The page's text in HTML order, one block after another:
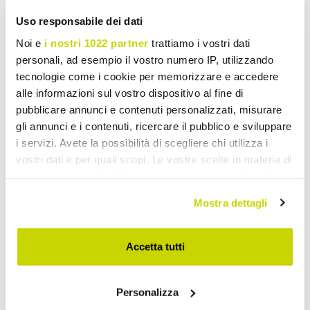
Uso responsabile dei dati
Noi e i nostri 1022 partner trattiamo i vostri dati
personali, ad esempio il vostro numero IP, utilizzando
tecnologie come i cookie per memorizzare e accedere
alle informazioni sul vostro dispositivo al fine di
pubblicare annunci e contenuti personalizzati, misurare
gli annunci e i contenuti, ricercare il pubblico e sviluppare
i servizi. Avete la possibilità di scegliere chi utilizza i
vostri dati e per quali scopi. Le vostre scelte in materia di
modificare o revocare il proprio consenso in qualsiasi
momento dalla Dichiarazione sui cookie o facendo clic
sull'icona di attivazione della privacy.
raccogliere informazioni sulla tua posizione
Mostra dettagli
Accetta tutti
Personalizza
Offre à durée limitée. Ne la
ratez pas !